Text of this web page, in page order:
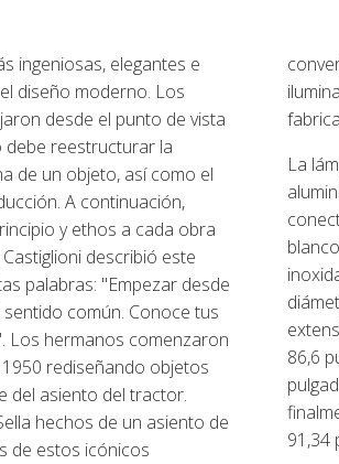
ingeniosas, elegantes e
diseño moderno. Los
desde el punto de vista
debe reestructurar la
de un objeto, así como el
A continuación,
y ethos a cada obra
describió este
palabras: "Empezar desde
común. Conoce tus
Los hermanos comenzaron
rediseñando objetos
del asiento del tractor.
hechos de un asiento de
de estos icónicos
La
86,6
91,34